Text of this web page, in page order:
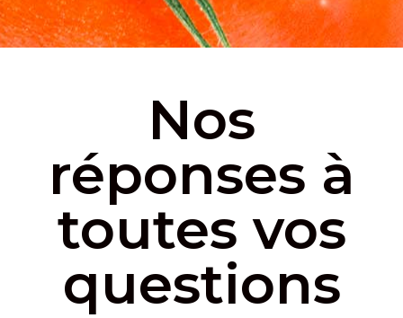
Nos
réponses à
toutes vos
questions